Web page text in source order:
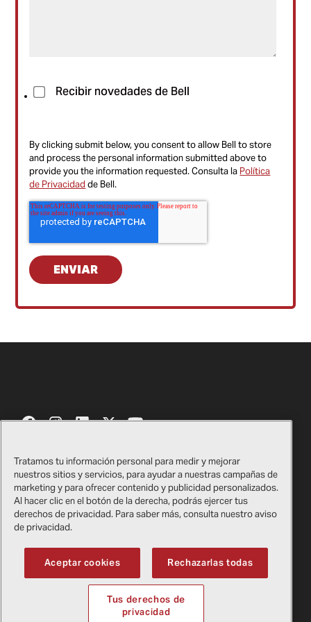
Recibir novedades de Bell
By clicking submit below, you consent to allow Bell to store
and process the personal information submitted above to
provide you the information requested. Consulta la Política
de Privacidad de Bell.
Contáctenos
Tienda de regalos de Bell​​​​​​​
Proveedores
Certificados
Información legal
Bell Textron Inc.
Tratamos tu información personal para medir y mejorar
nuestros sitios y servicios, para ayudar a nuestras campañas de
marketing y para ofrecer contenido y publicidad personalizados.
Al hacer clic en el botón de la derecha, podrás ejercer tus
derechos de privacidad. Para saber más, consulta nuestro aviso
de privacidad.
Aceptar cookies Rechazarlas todas
Tus derechos de
privacidad